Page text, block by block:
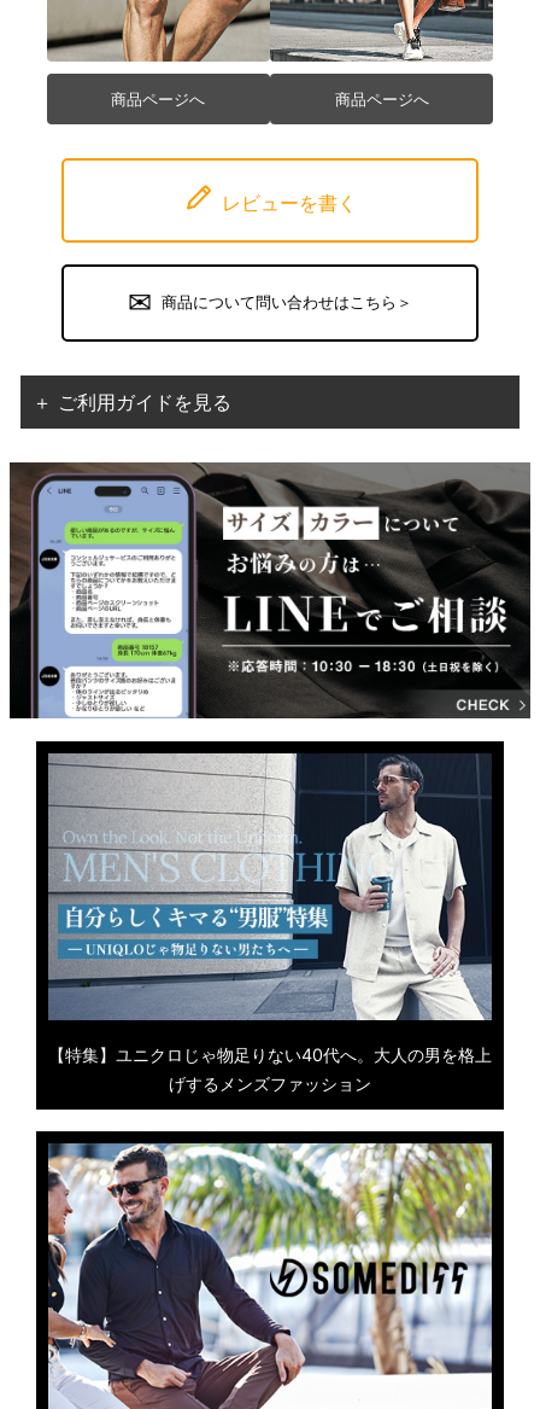
商品ページへ 商品ページへ
レビューを書く
商品について問い合わせはこちら＞
＋ ご利用ガイドを見る
【特集】ユニクロじゃ物足りない40代へ。大人の男を格上
げするメンズファッション